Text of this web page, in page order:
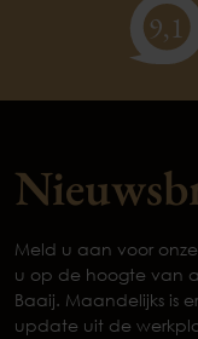
9,1
Meld u aan voor
u op de hoogte van
Baaij. Maandelijks is
update uit de